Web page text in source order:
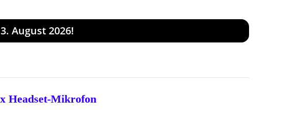
August 2026!
Headset-Mikrofon